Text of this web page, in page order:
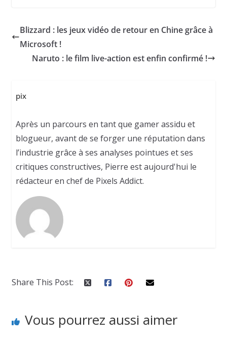
Blizzard : les jeux vidéo de retour en Chine grâce à
Microsoft !
Naruto : le film live-action est enfin confirmé !
pix
Après un parcours en tant que gamer assidu et
blogueur, avant de se forger une réputation dans
l’industrie grâce à ses analyses pointues et ses
critiques constructives, Pierre est aujourd'hui le
rédacteur en chef de Pixels Addict.
Share This Post:
Vous pourrez aussi aimer